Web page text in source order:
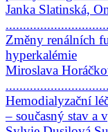
Janka Slatinská,
Změny renálních
hyperkalémie
Miroslava
Hemodialyzační
– současný stav a